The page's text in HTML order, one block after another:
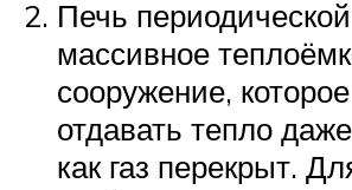
Печь
массивное
сооружение,
отдавать тепло
как газ перекрыт.